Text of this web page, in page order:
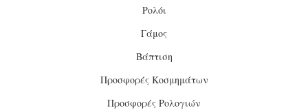
Ρολόι
Γάμος
Βάπτιση
Προσφορές Κοσμημάτων
Προσφορές Ρολογιών